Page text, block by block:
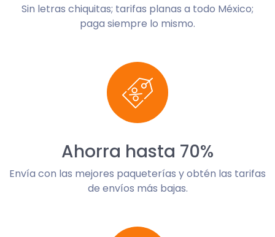
Sin letras chiquitas; tarifas planas a todo México;
paga siempre lo mismo.
Ahorra hasta 70%
Envía con las mejores paqueterías y obtén las tarifas
de envíos más bajas.